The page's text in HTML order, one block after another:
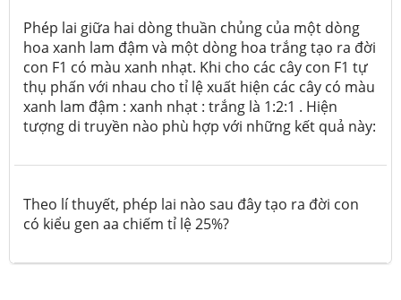
Phép lai giữa hai dòng thuần chủng của một dòng
hoa xanh lam đậm và một dòng hoa trắng tạo ra đời
con F1 có màu xanh nhạt. Khi cho các cây con F1 tự
thụ phấn với nhau cho tỉ lệ xuất hiện các cây có màu
xanh lam đậm : xanh nhạt : trắng là 1:2:1 . Hiện
tượng di truyền nào phù hợp với những kết quả này:
Theo lí thuyết, phép lai nào sau đây tạo ra đời con
có kiểu gen aa chiếm tỉ lệ 25%?